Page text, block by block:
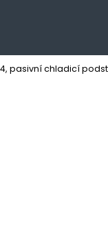
4, pasivní chladicí